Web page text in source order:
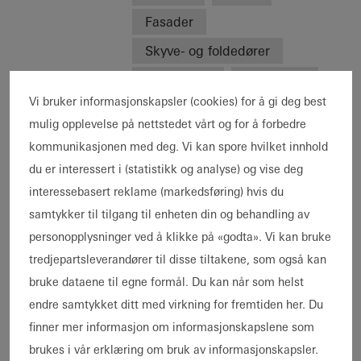
Fasader
Skyve- og foldedører
systemer
FWS 50
ADS 75 HD.HI
AWS 75.SI+
AD UP 75
Egenskaper Nybygg Cradle-to-Cradle
Sted
Rønde, Denmark
Ferdigstillelse
2022
Arkitekt
Frier Architecture
Forhandler
Gjerulff A/S
Foto
© Andreas Mikkel
Vi bruker informasjonskapsler (cookies) for å gi deg best
mulig opplevelse på nettstedet vårt og for å forbedre
kommunikasjonen med deg. Vi kan spore hvilket innhold
du er interessert i (statistikk og analyse) og vise deg
interessebasert reklame (markedsføring) hvis du
samtykker til tilgang til enheten din og behandling av
personopplysninger ved å klikke på «godta». Vi kan bruke
tredjepartsleverandører til disse tiltakene, som også kan
bruke dataene til egne formål. Du kan når som helst
endre samtykket ditt med virkning for fremtiden her. Du
finner mer informasjon om informasjonskapslene som
brukes i vår erklæring om bruk av informasjonskapsler.